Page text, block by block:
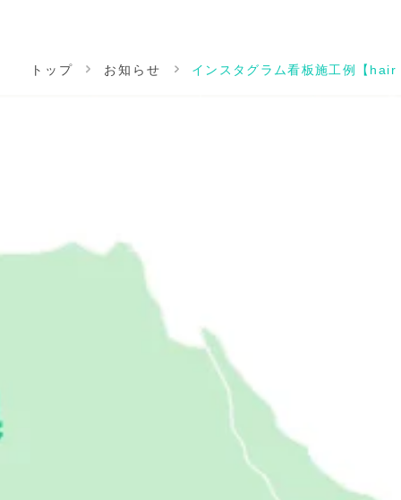
トップ お知らせ インスタグラム看板施工例【